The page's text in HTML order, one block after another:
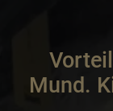
Mund.